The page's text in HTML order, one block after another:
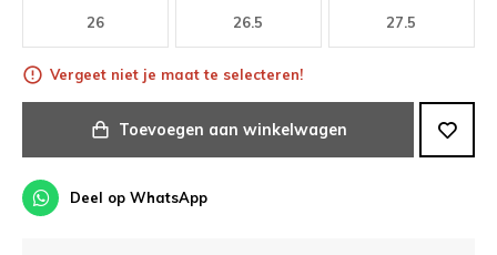
26 26.5 27.5
Vergeet niet je maat te selecteren!
Toevoegen aan winkelwagen
Deel op WhatsApp